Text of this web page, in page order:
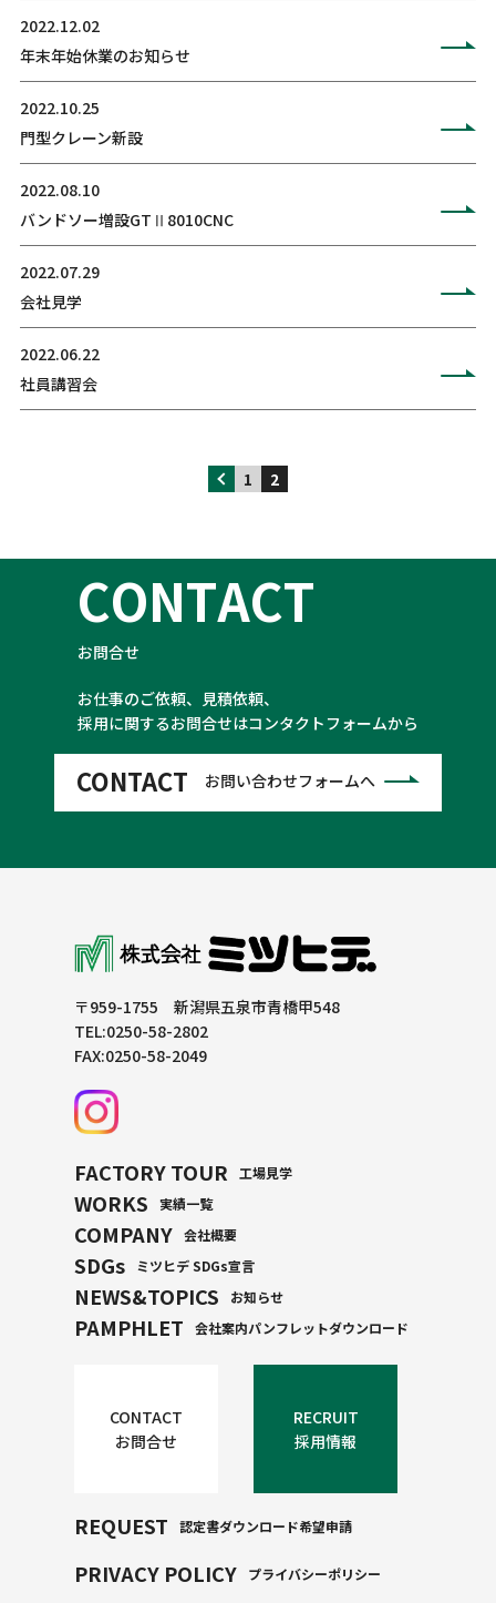
2022.12.02
年末年始休業のお知らせ
2022.10.25
門型クレーン新設
2022.08.10
バンドソー増設GTⅡ8010CNC
2022.07.29
会社見学
2022.06.22
社員講習会
1 2
CONTACT
お問合せ
お仕事のご依頼、見積依頼、
採用に関するお問合せはコンタクトフォームから
CONTACT お問い合わせフォームへ
〒959-1755 新潟県五泉市青橋甲548
TEL:0250-58-2802
FAX:0250-58-2049
FACTORY TOUR 工場見学
WORKS 実績一覧
COMPANY 会社概要
SDGs ミツヒデ SDGs宣言
NEWS&TOPICS お知らせ
PAMPHLET 会社案内パンフレットダウンロード
CONTACT
お問合せ
RECRUIT
採用情報
REQUEST 認定書ダウンロード希望申請
PRIVACY POLICY プライバシーポリシー